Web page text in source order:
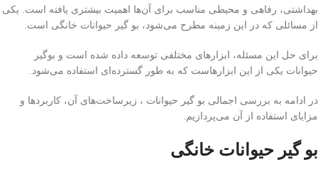
بهداشتی، رفاهی و محیطی مناسب برای آن‌ها اهمیت بیشتری یافته است. یکی
از مسائلی که در این زمینه مطرح می‌شود، بو گیر حیوانات خانگی است.
برای حل این مسئله، ابزارهای مختلفی توسعه داده شده است و بوگیر
حیوانات یکی از این ابزارهاست که به طور گسترده‌ای استفاده می‌شود.
در ادامه به بررسی اجمالی بو گیر حیوانات ، زیرساخت‌های آن، کاربردها و
مزایای استفاده از آن می‌پردازیم.
بو گیر حیوانات خانگی